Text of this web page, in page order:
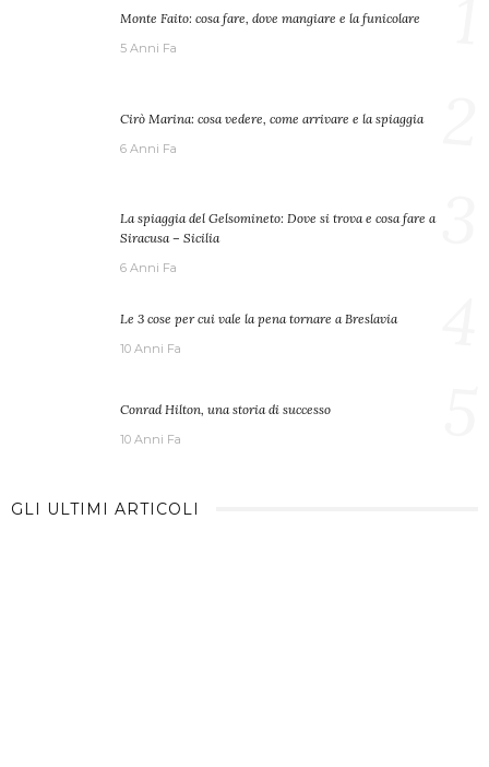
Monte Faito: cosa fare, dove mangiare e la funicolare
5 Anni Fa
Cirò Marina: cosa vedere, come arrivare e la spiaggia
6 Anni Fa
La spiaggia del Gelsomineto: Dove si trova e cosa fare a
Siracusa – Sicilia
6 Anni Fa
Le 3 cose per cui vale la pena tornare a Breslavia
10 Anni Fa
Conrad Hilton, una storia di successo
10 Anni Fa
GLI ULTIMI ARTICOLI